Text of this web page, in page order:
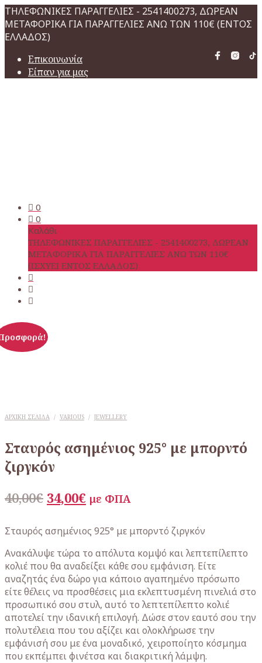
ΤΗΛΕΦΩΝΙΚΕΣ ΠΑΡΑΓΓΕΛΙΕΣ - 2541400273, ΔΩΡΕΑΝ
ΜΕΤΑΦΟΡΙΚΑ ΓΙΑ ΠΑΡΑΓΓΕΛΙΕΣ ΑΝΩ ΤΩΝ 110€ (ΕΝΤΟΣ
ΕΛΛΑΔΟΣ)
Επικοινωνία
Είπαν για μας
0
0
Καλάθι
ΤΗΛΕΦΩΝΙΚΕΣ ΠΑΡΑΓΓΕΛΙΕΣ - 2541400273, ΔΩΡΕΑΝ
ΜΕΤΑΦΟΡΙΚΑ ΓΙΑ ΠΑΡΑΓΓΕΛΙΕΣ ΑΝΩ ΤΩΝ 110€
(ΙΣΧΥΕΙ ΕΝΤΟΣ ΕΛΛΑΔΟΣ)
ΑΡΧΙΚΉ ΣΕΛΊΔΑ / VARIOUS / JEWELLERY
Σταυρός ασημένιος 925° με μπορντό
ζιργκόν
40,00€ Original
was:
40,00€.
34,00€ Η
τιμή
είναι:
34,00€.
με ΦΠΑ
Σταυρός ασημένιος 925° με μπορντό ζιργκόν
Ανακάλυψε τώρα το απόλυτα κομψό και λεπτεπίλεπτο
κολιέ που θα αναδείξει κάθε σου εμφάνιση. Είτε
αναζητάς ένα δώρο για κάποιο αγαπημένο πρόσωπο
είτε θέλεις να προσθέσεις μια εκλεπτυσμένη πινελιά στο
προσωπικό σου στυλ, αυτό το λεπτεπίλεπτο κολιέ
αποτελεί την ιδανική επιλογή. Δώσε στον εαυτό σου την
πολυτέλεια που του αξίζει και ολοκλήρωσε την
εμφάνισή σου με ένα μοναδικό, χειροποίητο κόσμημα
που εκπέμπει φινέτσα και διακριτική λάμψη.